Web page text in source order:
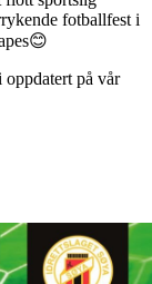
fotballfest i
på vår